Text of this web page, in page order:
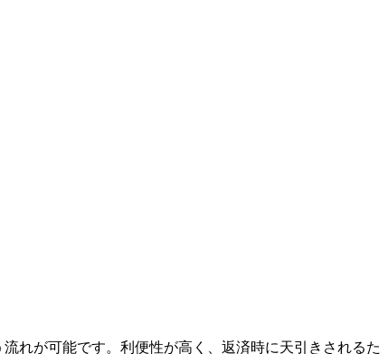
れが可能です。利便性が高く、返済時に天引きされるた